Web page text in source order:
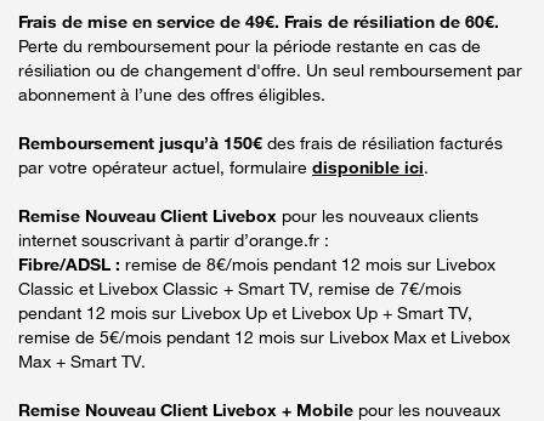
Frais de mise en service de 49€. Frais de résiliation de 60€.
Perte du remboursement pour la période restante en cas de
résiliation ou de changement d'offre. Un seul remboursement par
abonnement à l’une des offres éligibles.
Remboursement jusqu’à 150€ des frais de résiliation facturés
par votre opérateur actuel, formulaire disponible ici.
Remise Nouveau Client Livebox pour les nouveaux clients
internet souscrivant à partir d’orange.fr :
Fibre/ADSL : remise de 8€/mois pendant 12 mois sur Livebox
Classic et Livebox Classic + Smart TV, remise de 7€/mois
pendant 12 mois sur Livebox Up et Livebox Up + Smart TV,
remise de 5€/mois pendant 12 mois sur Livebox Max et Livebox
Max + Smart TV.
Remise Nouveau Client Livebox + Mobile pour les nouveaux